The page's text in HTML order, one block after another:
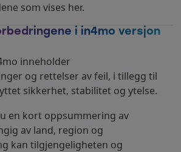
som vises her.
i in4mo versjon
inneholder
og rettelser av feil, i tillegg til
sikkerhet, stabilitet og ytelse.
en kort oppsummering av
av land, region og
kan tilgjengeligheten og